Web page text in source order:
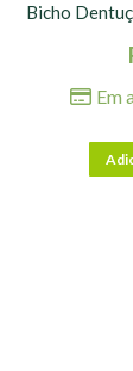
Em